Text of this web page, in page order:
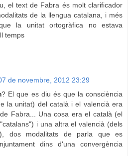
el text de Fabra és molt clarificador
de la llengua catalana, i més
la unitat ortogràfica no estava
temps
de novembre, 2012 23:29
? El que es diu és que la consciència
la unitat) del català i el valencià era
Fabra... Una cosa era el català (el
i una altra el valencià (dels
dos modalitats de parla que es
dins d'una convergència